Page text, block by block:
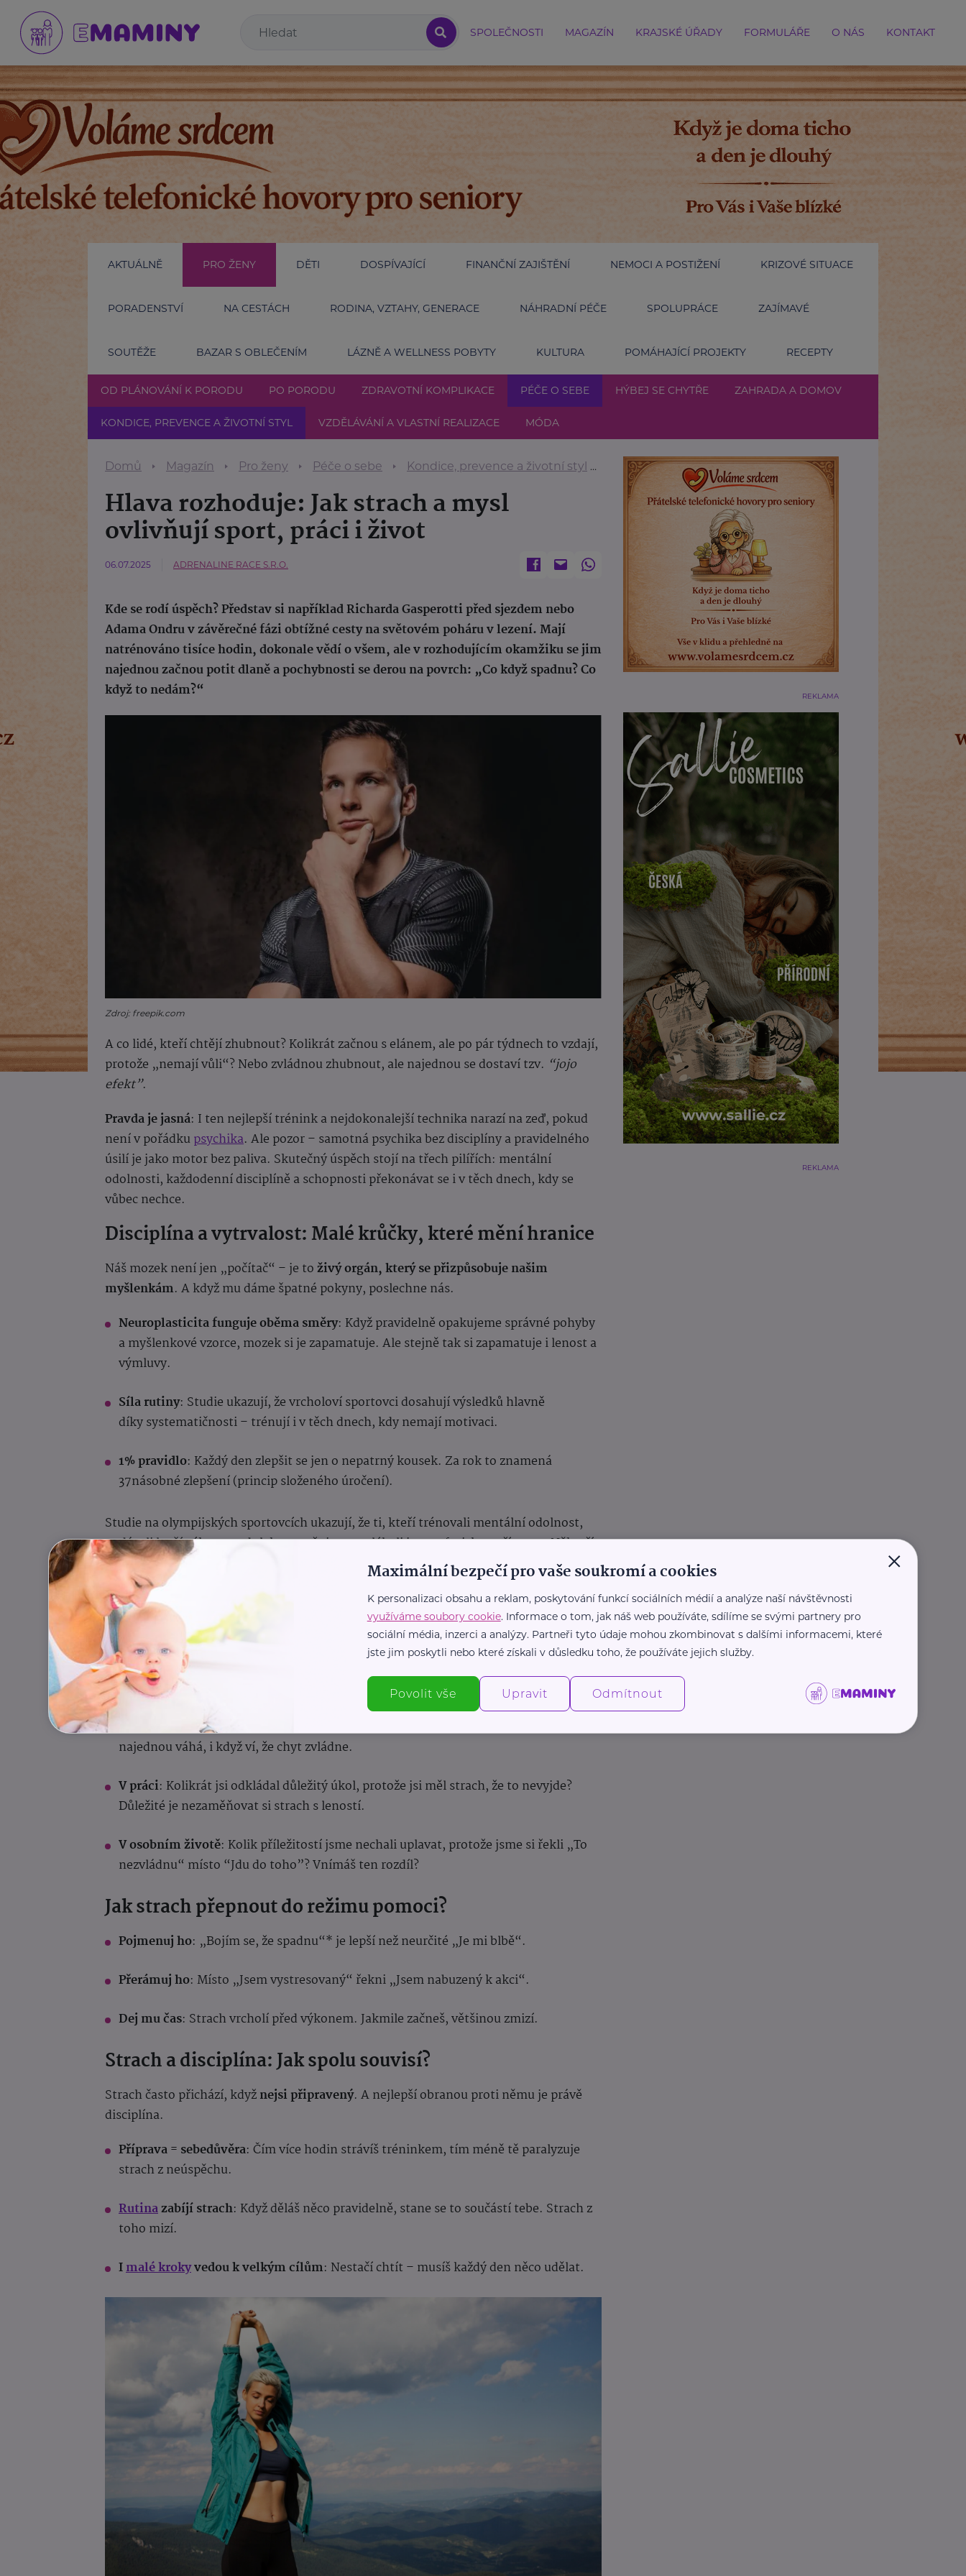
SPOLEČNOSTI MAGAZÍN KRAJSKÉ ÚŘADY FORMULÁŘE O NÁS KONTAKT
AKTUÁLNĚ PRO ŽENY DĚTI DOSPÍVAJÍCÍ FINANČNÍ ZAJIŠTĚNÍ NEMOCI A POSTIŽENÍ KRIZOVÉ SITUACE
PORADENSTVÍ NA CESTÁCH RODINA, VZTAHY, GENERACE NÁHRADNÍ PÉČE SPOLUPRÁCE ZAJÍMAVÉ
SOUTĚŽE BAZAR S OBLEČENÍM LÁZNĚ A WELLNESS POBYTY KULTURA POMÁHAJÍCÍ PROJEKTY RECEPTY
OD PLÁNOVÁNÍ K PORODU PO PORODU ZDRAVOTNÍ KOMPLIKACE PÉČE O SEBE HÝBEJ SE CHYTŘE ZAHRADA A DOMOV
KONDICE, PREVENCE A ŽIVOTNÍ STYL VZDĚLÁVÁNÍ A VLASTNÍ REALIZACE MÓDA
Domů Magazín Pro ženy Péče o sebe Kondice, prevence a životní styl Hlava rozhoduje: Jak strach a mysl ovlivňují sport, práci i život
Hlava rozhoduje: Jak strach a mysl
ovlivňují sport, práci i život
06.07.2025 ADRENALINE RACE S.R.O.
Kde se rodí úspěch? Představ si například Richarda Gasperotti před sjezdem nebo
Adama Ondru v závěrečné fázi obtížné cesty na světovém poháru v lezení. Mají
natrénováno tisíce hodin, dokonale vědí o všem, ale v rozhodujícím okamžiku se jim
najednou začnou potit dlaně a pochybnosti se derou na povrch: „Co když spadnu? Co
když to nedám?“
Zdroj: freepik.com
A co lidé, kteří chtějí zhubnout? Kolikrát začnou s elánem, ale po pár týdnech to vzdají,
protože „nemají vůli“? Nebo zvládnou zhubnout, ale najednou se dostaví tzv. “jojo
efekt”.
Pravda je jasná: I ten nejlepší trénink a nejdokonalejší technika narazí na zeď, pokud
není v pořádkupsychika. Ale pozor – samotná psychika bez disciplíny a pravidelného
úsilí je jako motor bez paliva. Skutečný úspěch stojí na třech pilířích: mentální
odolnosti, každodenní disciplíně a schopnosti překonávat se i v těch dnech, kdy se
vůbec nechce.
Disciplína a vytrvalost: Malé krůčky, které mění hranice
Náš mozek není jen „počítač“ – je toživý orgán, který se přizpůsobuje našim
myšlenkám. A když mu dáme špatné pokyny, poslechne nás.
Neuroplasticitafunguje oběma směry: Když pravidelně opakujeme správné pohyby
a myšlenkové vzorce, mozek si je zapamatuje. Ale stejně tak si zapamatuje i lenost a
výmluvy.
Síla rutiny: Studie ukazují, že vrcholoví sportovci dosahují výsledků hlavně
díky systematičnosti – trénují i v těch dnech, kdy nemají motivaci.
1% pravidlo: Každý den zlepšit se jen o nepatrný kousek. Za rok to znamená
37násobné zlepšení (princip složeného úročení).
Studie na olympijských sportovcích ukazují, že ti, kteří trénovali mentální odolnost,
podávali lepší výkony pod tlakem než ti, co spoléhali jen na fyzickou přípravu. Někteří
zase věnovali veškeré úsilí vytrvalosti, které přineslo dlouhodobé výsledky, ale
nedosáhli nikdy maxima.
Musíme vždy hledat rovnováhu mezi mentální odolností,
vytrvalostí a disciplínou.
Strach: Největší sabotér
Strach není nepřítel – je to prastarý mechanismus přežití. Problém nastává, když nás
začne ovládat.
: Adam Ondra mluví o tom, jak mu někdy strach „zamrazí pohyb“ –
najednou váhá, i když ví, že chyt zvládne.
V práci: Kolikrát jsi odkládal důležitý úkol, protože jsi měl strach, že to nevyjde?
Důležité je nezaměňovat si strach s leností.
V osobním životě: Kolik příležitostí jsme nechali uplavat, protože jsme si řekli „To
nezvládnu“ místo “Jdu do toho”? Vnímáš ten rozdíl?
Jak strach přepnout do režimu pomoci?
Pojmenuj ho: „Bojím se, že spadnu“* je lepší než neurčité „Je mi blbě“.
Přerámuj ho: Místo „Jsem vystresovaný“ řekni „Jsem nabuzený k akci“.
Dej mu čas: Strach vrcholí před výkonem. Jakmile začneš, většinou zmizí.
Strach a disciplína: Jak spolu souvisí?
Strach často přichází, kdyžnejsi připravený. A nejlepší obranou proti němu je právě
disciplína.
Příprava= sebedůvěra: Čím více hodin strávíš tréninkem, tím méně tě paralyzuje
strach z neúspěchu.
Rutinazabíjí strach: Když děláš něco pravidelně, stane se to součástí tebe. Strach z
toho mizí.
Imalé krokyvedou k velkým cílům: Nestačí chtít – musíš každý den něco udělat.
REKLAMA
REKLAMA
×
Maximální bezpečí pro vaše soukromí a cookies
K personalizaci obsahu a reklam, poskytování funkcí sociálních médií a analýze naší návštěvnosti
využíváme soubory cookie. Informace o tom, jak náš web používáte, sdílíme se svými partnery pro
sociální média, inzerci a analýzy. Partneři tyto údaje mohou zkombinovat s dalšími informacemi, které
jste jim poskytli nebo které získali v důsledku toho, že používáte jejich služby.
Povolit vše Upravit Odmítnout